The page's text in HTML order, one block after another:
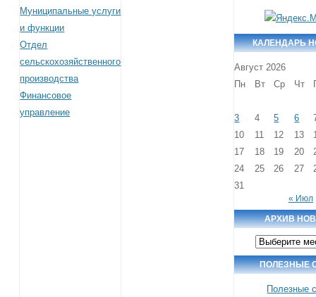
Муниципальные услуги
и функции
Отдел
сельскохозяйственного
производства
Финансовое
управление
КАЛЕНДАРЬ
Август 2026
Пн
Вт Ср Чт
3 4 5 6
10
11 12 13
17
18 19 20
24
25 26 27
31
« Июл
АРХИВ
Архив
новостей
ПОЛЕЗНЫЕ
Полезные